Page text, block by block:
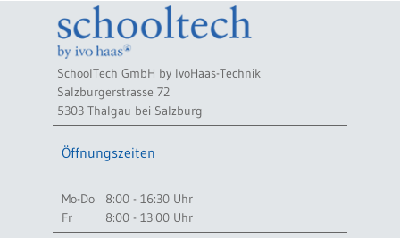
SchoolTech GmbH by IvoHaas-Technik
Salzburgerstrasse 72
5303 Thalgau bei Salzburg
Öffnungszeiten
Mo-Do
8:00 - 16:30 Uhr
Fr
8:00 - 13:00 Uhr